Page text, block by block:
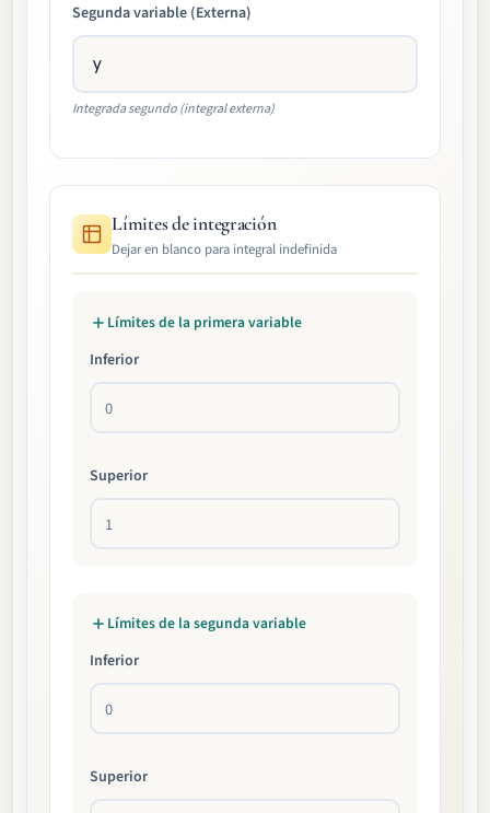
Segunda variable (Externa)
Integrada segundo (integral externa)
Límites de integración
Dejar en blanco para integral indefinida
Límites de la primera variable
Inferior
Superior
Límites de la segunda variable
Inferior
Superior